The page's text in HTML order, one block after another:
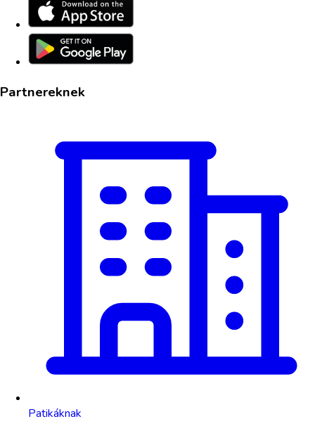
Partnereknek
Patikáknak